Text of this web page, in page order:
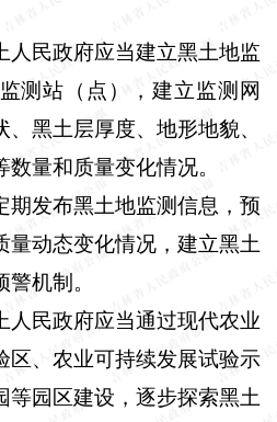
人民政府应当建立黑土地监
测站（点），建立监测网
黑土层厚度、地形地貌、
量和质量变化情况。
期发布黑土地监测信息，预
量动态变化情况，建立黑土
机制。
人民政府应当通过现代农业
区、农业可持续发展试验示
等园区建设，逐步探索黑土